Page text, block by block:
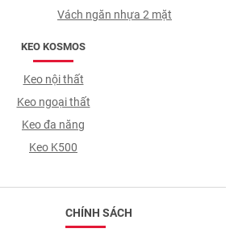
Vách ngăn nhựa 2 mặt
KEO KOSMOS
Keo nội thất
Keo ngoại thất
Keo đa năng
Keo K500
CHÍNH SÁCH